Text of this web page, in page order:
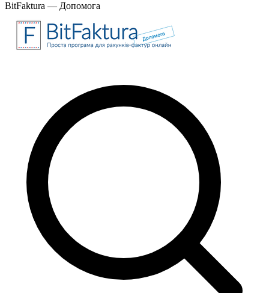
BitFaktura — Допомога